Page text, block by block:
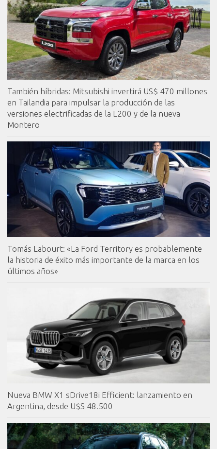
También híbridas: Mitsubishi invertirá US$ 470 millones
en Tailandia para impulsar la producción de las
versiones electrificadas de la L200 y de la nueva
Montero
Tomás Labourt: «La Ford Territory es probablemente
la historia de éxito más importante de la marca en los
últimos años»
Nueva BMW X1 sDrive18i Efficient: lanzamiento en
Argentina, desde U$S 48.500